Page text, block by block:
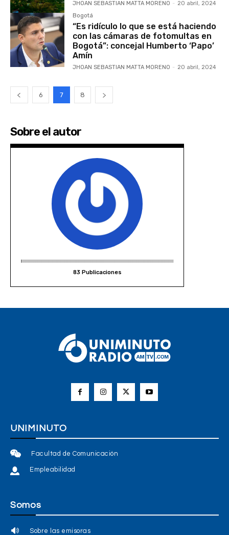
JHOAN SEBASTIAN MATTA MORENO - 20 abril, 2024
Bogotá
“Es ridículo lo que se está haciendo
con las cámaras de fotomultas en
Bogotá”: concejal Humberto ‘Papo’
Amín
JHOAN SEBASTIAN MATTA MORENO - 20 abril, 2024
6 7 8
Sobre el autor
83 Publicaciones
UNIMINUTO
Facultad de Comunicación
Empleabilidad
Somos
Sobre las emisoras